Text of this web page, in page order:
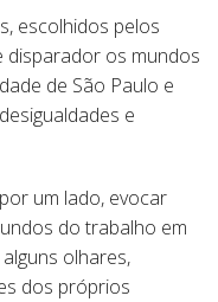
escolhidos pelos
disparador os mundos
de São Paulo e
e
um lado, evocar
do trabalho em
olhares,
dos próprios